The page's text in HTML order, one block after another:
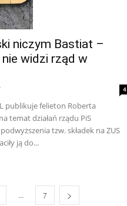
niczym Bastiat –
widzi rząd w
4
publikuje felieton Roberta
temat działań rządu PiS
tzw. składek na ZUS
ją do...
... 7